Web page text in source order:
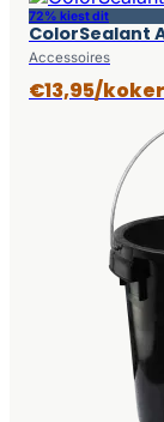
72% kiest dit
ColorSealant
Accessoires
€13,95/koker